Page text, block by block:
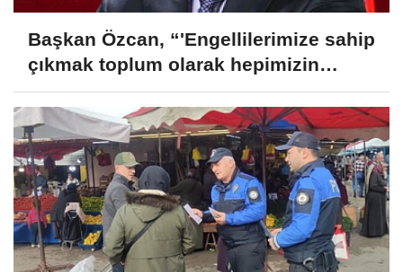
Başkan Özcan, “'Engellilerimize sahip
çıkmak toplum olarak hepimizin
sorumluluğudur'